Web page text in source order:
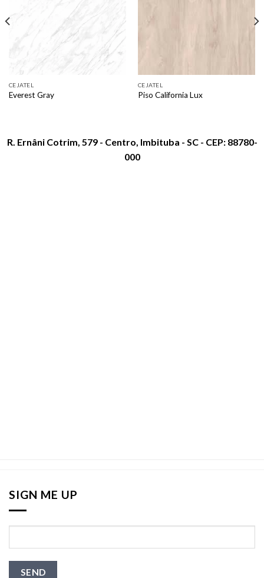
CEJATEL
Everest Gray
CEJATEL
Piso California Lux
R. Ernâni Cotrim, 579 - Centro, Imbituba - SC - CEP: 88780-
000
SIGN ME UP